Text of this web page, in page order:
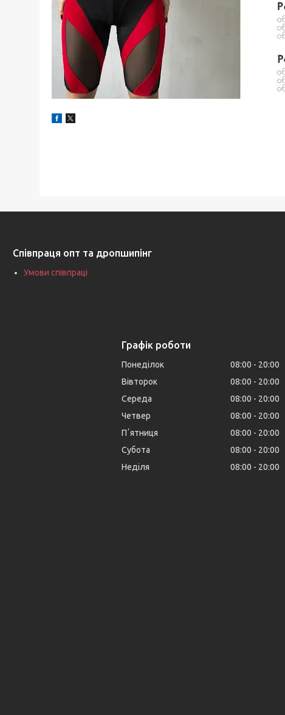
Співпраця опт та дропшипінг
Умови співпраці
Графік роботи
Понеділок 08:00
20:00
Вівторок
08:00
20:00
Середа
08:00
20:00
Четвер
08:00
20:00
Пʼятниця
08:00
20:00
Субота
08:00
20:00
Неділя
08:00 20:00